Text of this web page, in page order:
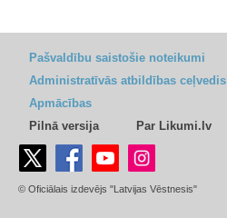
Pašvaldību saistošie noteikumi
Administratīvās atbildības ceļvedis
Apmācības
Pilnā versija
Par Likumi.lv
© Oficiālais izdevējs "Latvijas Vēstnesis"